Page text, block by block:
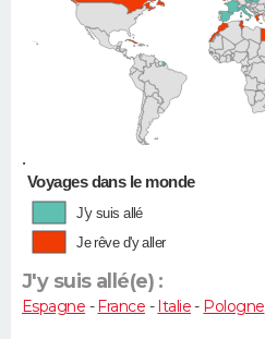
•
Voyages dans le monde
J'y suis allé
Je rêve d'y aller
J'y suis allé(e) :
Espagne -France -Italie- Pologne